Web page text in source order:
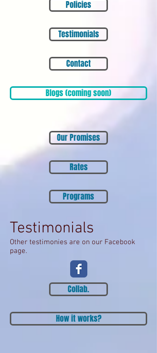
Policies
Testimonials
Contact
Blogs (coming soon)
Our Promises
Rates
Programs
Testimonials
Other testimonies are on our Facebook
page.
Collab.
How it works?